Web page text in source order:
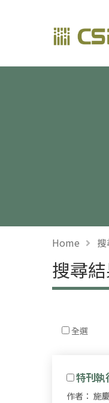
調查
Home
搜尋
全選
特刊執
作者： 施